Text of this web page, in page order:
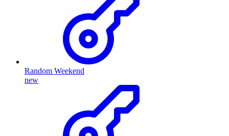
Random Weekend
new